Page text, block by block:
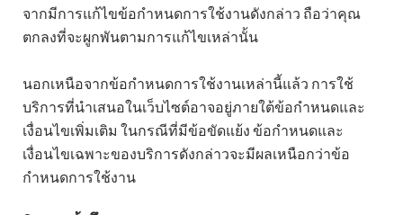
จากมีการแก้ไขข้อกำหนดการใช้งานดังกล่าว ถือว่าคุณ
ตกลงที่จะผูกพันตามการแก้ไขเหล่านั้น
นอกเหนือจากข้อกำหนดการใช้งานเหล่านี้แล้ว การใช้
บริการที่นำเสนอในเว็บไซต์อาจอยู่ภายใต้ข้อกำหนดและ
เงื่อนไขเพิ่มเติม ในกรณีที่มีข้อขัดแย้ง ข้อกำหนดและ
เงื่อนไขเฉพาะของบริการดังกล่าวจะมีผลเหนือกว่าข้อ
กำหนดการใช้งาน